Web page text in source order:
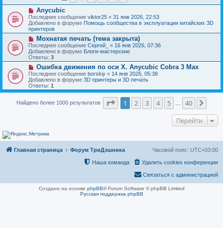
н
и
е
с
о
о
б
щ
е
н
и
е
Н
о
в
о
е
о
о
б
щ
е
н
и
е
Anycubic
Последнее сообщение viktor25 « 31 янв 2026, 22:53
Добавлено в форуме Помощь сообщества в эксплуатации китайских 3D
принтеров
Н
о
в
о
е
с
о
о
б
щ
н
Мохнатая печать (тема закрыта)
Последнее сообщение Сергей_ « 16 янв 2026, 07:36
Добавлено в форуме Блоги-мастерские
Ответы: 3
Н
о
в
о
е
о
и
Ошибка движения по оси Х. Anycubic Cobra 3 Max
Последнее сообщение borskiy « 14 янв 2026, 05:38
Добавлено в форуме 3D принтеры и 3D печать
Ответы: 1
Найдено более 1000 результатов Страница1 из
1 2 3 4 5 40
Перейти
Главная страница Форум ТриДэшника Часовой пояс: UTC+03:00
Удалить cookies конференции
Наша команда
Связаться с администрацией
Создано на основе phpBB® Forum Software © phpBB Limited
Русская поддержка phpBB